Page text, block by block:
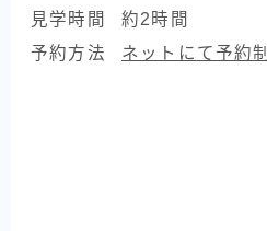
見学時間
約2時間
予約方法
ネットにて予約制